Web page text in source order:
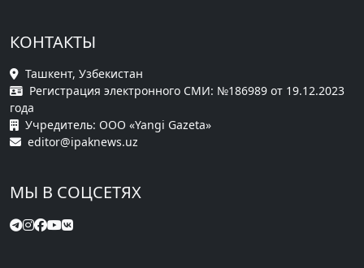
КОНТАКТЫ
Ташкент, Узбекистан
Регистрация электронного СМИ: №186989 от 19.12.2023
года
Учредитель: ООО «Yangi Gazeta»
editor@ipaknews.uz
МЫ В СОЦСЕТЯХ